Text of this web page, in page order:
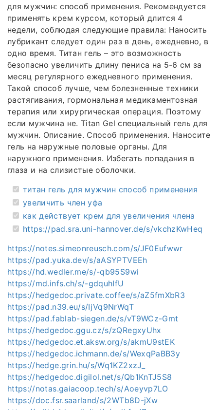
для мужчин: способ применения. Рекомендуется
применять крем курсом, который длится 4
недели, соблюдая следующие правила: Наносить
лубрикант следует один раз в день, ежедневно, в
одно время. Титан гель – это возможность
безопасно увеличить длину пениса на 5-6 см за
месяц регулярного ежедневного применения.
Такой способ лучше, чем болезненные техники
растягивания, гормональная медикаментозная
терапия или хирургическая операция. Поэтому
если мужчина не. Titan Gel специальный гель для
мужчин. Описание. Способ применения. Наносите
гель на наружные половые органы. Для
наружного применения. Избегать попадания в
глаза и на слизистые оболочки.
титан гель для мужчин способ применения
увеличить член уфа
как действует крем для увеличения члена
https://pad.sra.uni-hannover.de/s/vkchzKwHeq
https://notes.simeonreusch.com/s/JF0Eufwwr
https://pad.yuka.dev/s/aASYPTVEEh
https://hd.wedler.me/s/-qb95S9wi
https://md.infs.ch/s/-gdquhIfU
https://hedgedoc.private.coffee/s/aZ5fmXbR3
https://pad.n39.eu/s/IjVq9NrWqT
https://pad.fablab-siegen.de/s/vT9WCz-Gmt
https://hedgedoc.ggu.cz/s/zQRegxyUhx
https://hedgedoc.et.aksw.org/s/akmU9stEK
https://hedgedoc.ichmann.de/s/WexqPaBB3y
https://hedge.grin.hu/s/Wq1KZ2xzJ_
https://hedgedoc.digilol.net/s/Qb1KnTJ5S8
https://notas.gaiacoop.tech/s/Aoeyvp7LO
https://doc.fsr.saarland/s/2WTb8D-jXw